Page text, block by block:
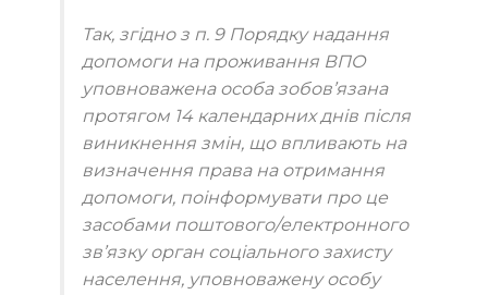
Так, згідно з п. 9 Порядку надання
допомоги на проживання ВПО
уповноважена особа зобов’язана
протягом 14 календарних днів після
виникнення змін, що впливають на
визначення права на отримання
допомоги, поінформувати про це
засобами поштового/електронного
зв’язку орган соціального захисту
населення, уповноважену особу